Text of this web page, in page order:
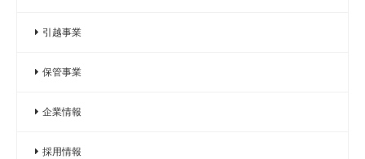
引越事業
保管事業
企業情報
採用情報